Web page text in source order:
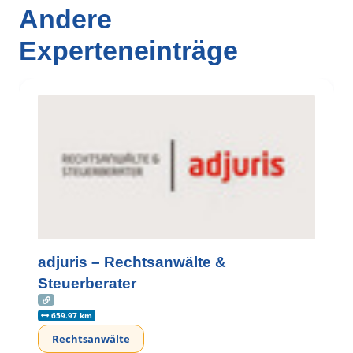
Andere
Experteneinträge
adjuris – Rechtsanwälte &
Steuerberater
659.97 km
Rechtsanwälte